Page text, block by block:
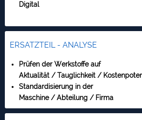
Digital
ERSATZTEIL - ANALYSE
Prüfen der Werkstoffe auf
Aktualität / Tauglichkeit /
Standardisierung in der
Maschine / Abteilung / Firma